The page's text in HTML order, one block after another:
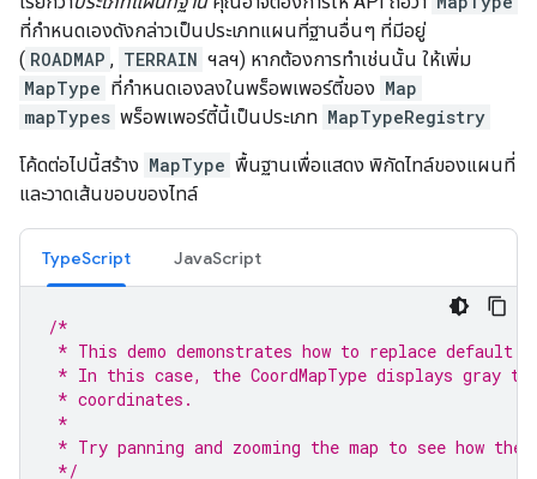
ที่กำหนดเองดังกล่าวเป็นประเภทแผนที่ฐานอื่นๆ ที่มีอยู่
( ROADMAP , TERRAIN ฯลฯ) หากต้องการทำเช่นนั้น ให้เพิ่ม
MapType ที่กำหนดเองลงในพร็อพเพอร์ตี้ของ Map
mapTypes พร็อพเพอร์ตี้นี้เป็นประเภท MapTypeRegistry
โค้ดต่อไปนี้สร้าง MapType พื้นฐานเพื่อแสดง พิกัดไทล์ของแผนที่
และวาดเส้นขอบของไทล์
TypeScript JavaScript
/*
* This demo demonstrates how to replace default
* In this case, the CoordMapType displays gray
* coordinates.
*
* Try panning and zooming the map to see how the
*/